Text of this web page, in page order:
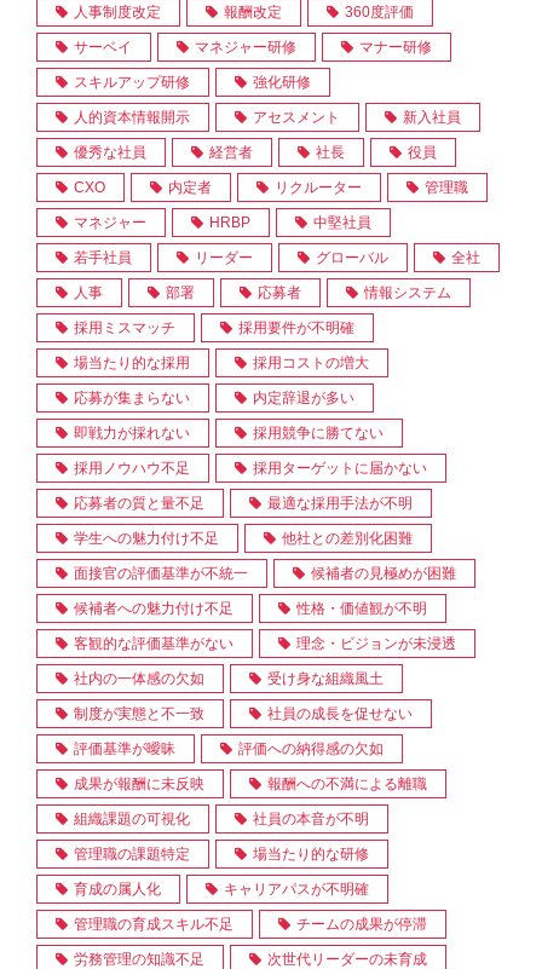
人事制度改定 報酬改定 360度評価
サーベイ マネジャー研修 マナー研修
スキルアップ研修 強化研修
人的資本情報開示 アセスメント 新入社員
優秀な社員 経営者 社長 役員
CXO 内定者 リクルーター 管理職
マネジャー HRBP 中堅社員
若手社員 リーダー グローバル 全社
人事 部署 応募者 情報システム
採用ミスマッチ 採用要件が不明確
場当たり的な採用 採用コストの増大
応募が集まらない 内定辞退が多い
即戦力が採れない 採用競争に勝てない
採用ノウハウ不足 採用ターゲットに届かない
応募者の質と量不足 最適な採用手法が不明
学生への魅力付け不足 他社との差別化困難
面接官の評価基準が不統一 候補者の見極めが困難
候補者への魅力付け不足 性格・価値観が不明
客観的な評価基準がない 理念・ビジョンが未浸透
社内の一体感の欠如 受け身な組織風土
制度が実態と不一致 社員の成長を促せない
評価基準が曖昧 評価への納得感の欠如
成果が報酬に未反映 報酬への不満による離職
組織課題の可視化 社員の本音が不明
管理職の課題特定 場当たり的な研修
育成の属人化 キャリアパスが不明確
管理職の育成スキル不足 チームの成果が停滞
労務管理の知識不足 次世代リーダーの未育成